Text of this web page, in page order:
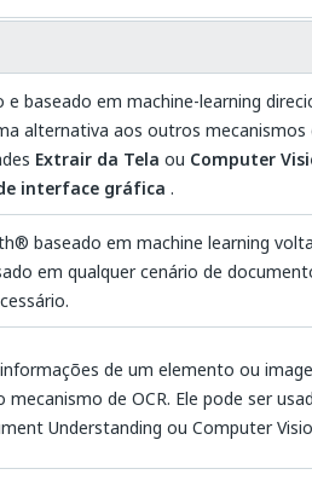
baseado em machine-learning
alternativa aos outros mecanismos
Extrair da Tela ou Computer
interface gráfica .
baseado em machine learning
em qualquer cenário de
de um elemento ou
mecanismo de OCR. Ele pode ser
Understanding ou Computer